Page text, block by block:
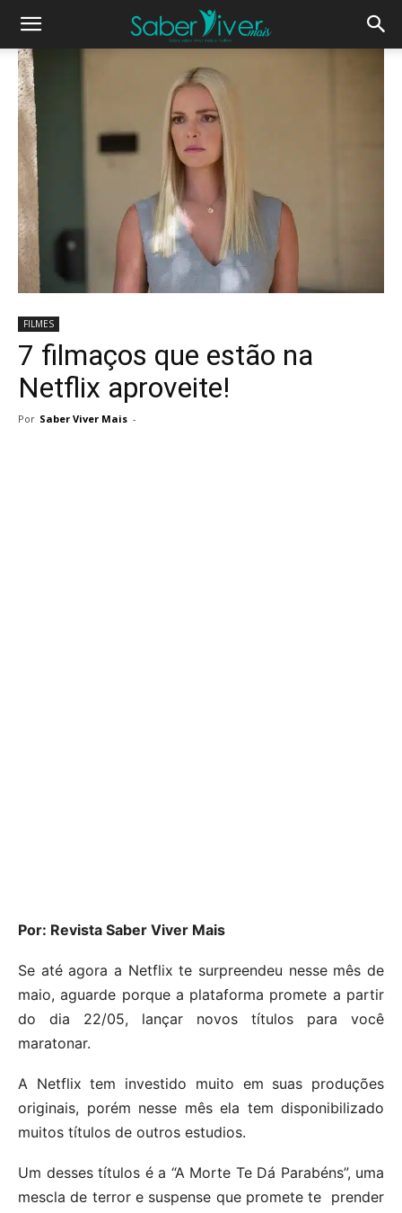
FILMES
7 filmaços que estão na
Netflix aproveite!
Por Saber Viver Mais -
Por: Revista Saber Viver Mais
Se até agora a Netflix te surpreendeu nesse mês de
maio, aguarde porque a plataforma promete a partir
do dia 22/05, lançar novos títulos para você
maratonar.
A Netflix tem investido muito em suas produções
originais, porém nesse mês ela tem disponibilizado
muitos títulos de outros estudios.
Um desses títulos é a “A Morte Te Dá Parabéns”, uma
mescla de terror e suspense que promete te prender